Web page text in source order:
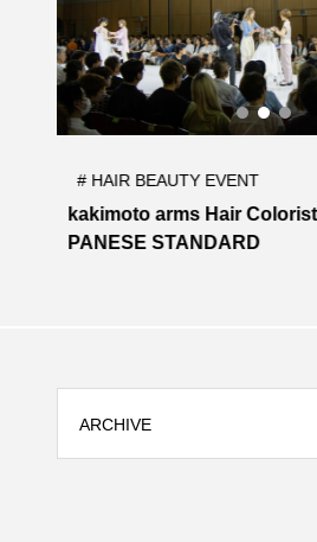
# HAIR BEAUTY EVENT
b-ex 50th Anniversary
ARCHIVE